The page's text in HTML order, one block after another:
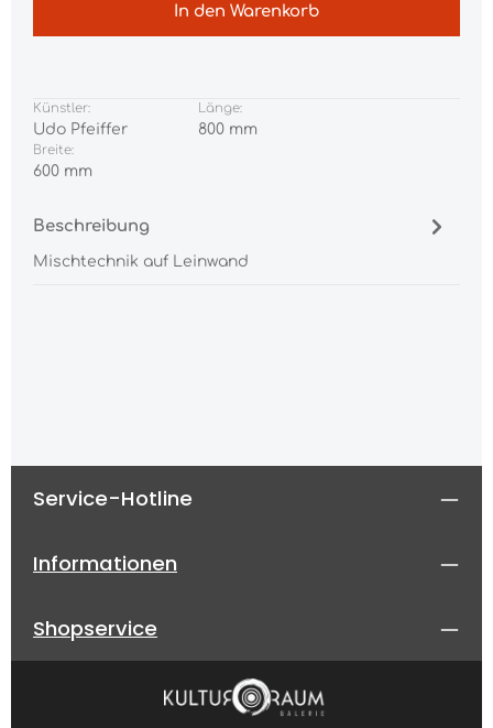
In den Warenkorb
Künstler:
Udo Pfeiffer
Länge:
800 mm
Breite:
600 mm
Beschreibung
Mischtechnik auf Leinwand
Service-Hotline
Informationen
Shopservice